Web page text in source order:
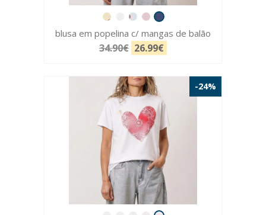
blusa em popelina c/ mangas de balão
34.90€ 26.99€
-24%